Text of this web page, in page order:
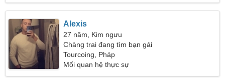
Alexis
27 năm, Kim ngưu
Chàng trai đang tìm bạn gái
Tourcoing, Pháp
Mối quan hệ thực sự